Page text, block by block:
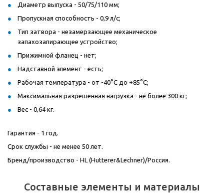
Диаметр выпуска - 50/75/110 мм;
Пропускная способность - 0,9 л/с;
Тип затвора - незамерзающее механическое
запахозапирающее устройство;
Прижимной фланец - нет;
Надставной элемент - есть;
Рабочая температура - от -40°С до +85°С;
Максимальная разрешенная нагрузка - не более 300 кг;
Вес - 0,64 кг.
Гарантия - 1 год.
Срок службы - не менее 50 лет.
Бренд/производство - HL (Hutterer&Lechner)/Россия.
Составные элементы и материалы